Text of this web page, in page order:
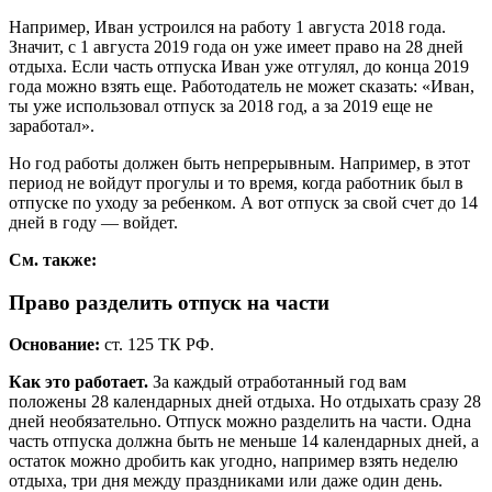
Например, Иван устроился на работу 1 августа 2018 года.
Значит, с 1 августа 2019 года он уже имеет право на 28 дней
отдыха. Если часть отпуска Иван уже отгулял, до конца 2019
года можно взять еще. Работодатель не может сказать: «Иван,
ты уже использовал отпуск за 2018 год, а за 2019 еще не
заработал».
Но год работы должен быть непрерывным. Например, в этот
период не войдут прогулы и то время, когда работник был в
отпуске по уходу за ребенком. А вот отпуск за свой счет до 14
дней в году — войдет.
См. также:
Право разделить отпуск на части
Основание: ст. 125 ТК РФ.
Как это работает. За каждый отработанный год вам
положены 28 календарных дней отдыха. Но отдыхать сразу 28
дней необязательно. Отпуск можно разделить на части. Одна
часть отпуска должна быть не меньше 14 календарных дней, а
остаток можно дробить как угодно, например взять неделю
отдыха, три дня между праздниками или даже один день.